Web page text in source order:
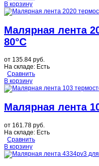
В корзину
Малярная лента
80°C
от 135.84 руб.
На складе: Есть
Сравнить
В корзину
Малярная лента
от 161.78 руб.
На складе: Есть
Сравнить
В корзину